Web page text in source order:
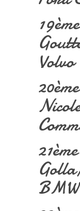
BMW